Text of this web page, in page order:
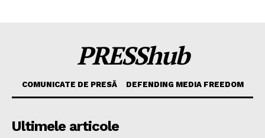
PRESShub
COMUNICATE DE PRESĂ DEFENDING MEDIA FREEDOM
Ultimele articole